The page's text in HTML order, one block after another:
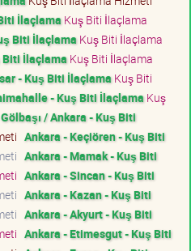
İlaçlama Kuş Biti İlaçlama
Biti İlaçlama Kuş Biti İlaçlama
Biti İlaçlama Kuş Biti İlaçlama
- Kuş Biti İlaçlama Kuş Biti
- Kuş Biti İlaçlama Kuş
/ Ankara - Kuş Biti
Ankara - Keçiören - Kuş Biti
Ankara - Mamak - Kuş Biti
Ankara - Sincan - Kuş Biti
Ankara - Kazan - Kuş Biti
Ankara - Akyurt - Kuş Biti
Ankara - Etimesgut - Kuş Biti